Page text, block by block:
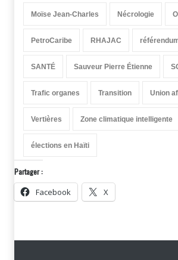
Moïse Jean-Charles Nécrologie
PetroCaribe RHAJAC
SANTÉ Sauveur Pierre Étienne
Trafic organes Transition Union
Vertières Zone climatique intelligente
élections en Haïti
Partager :
Facebook X